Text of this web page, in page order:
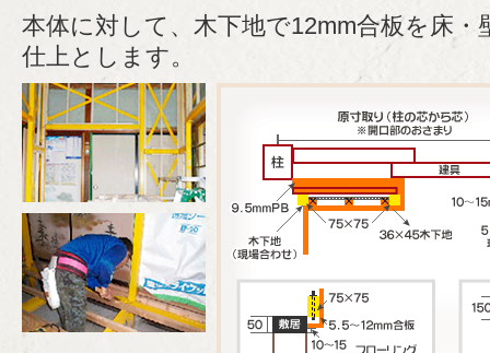
本体に対して、木下地で12mm合板を床・
仕上とします。